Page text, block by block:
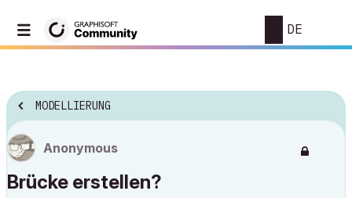
DE
MODELLIERUNG
Anonymous
Brücke erstellen?